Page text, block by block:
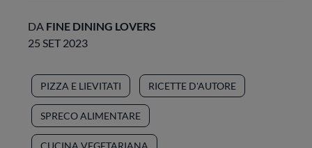
DA FINE DINING LOVERS
25 SET 2023
PIZZA E LIEVITATI RICETTE D'AUTORE
SPRECO ALIMENTARE
CUCINA VEGETARIANA